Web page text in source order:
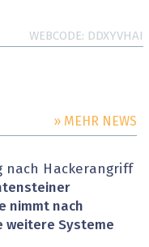
WEBCODE DDXYVHAI
» MEHR NEWS
nach Hackerangriff
nimmt nach
weitere Systeme